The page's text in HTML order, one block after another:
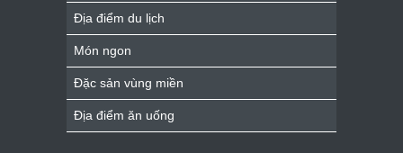
Địa điểm du lịch
Món ngon
Đặc sản vùng miền
Địa điểm ăn uống